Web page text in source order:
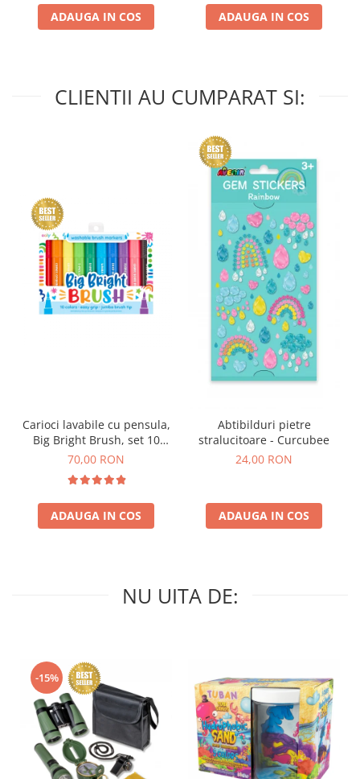
ADAUGA IN COS ADAUGA IN COS
CLIENTII AU CUMPARAT SI:
Carioci lavabile cu pensula,
Big Bright Brush, set 10
culori
70,00 RON
ADAUGA IN COS
Abtibilduri pietre
stralucitoare - Curcubee
24,00 RON
ADAUGA IN COS
NU UITA DE:
-15%